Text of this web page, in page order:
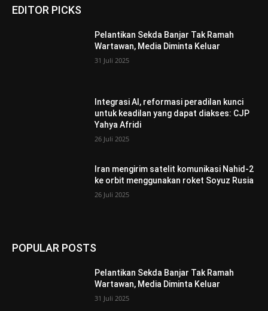
EDITOR PICKS
Pelantikan Sekda Banjar Tak Ramah
Wartawan, Media Diminta Keluar
31 Juli 2025
Integrasi AI, reformasi peradilan kunci
untuk keadilan yang dapat diakses: CJP
Yahya Afridi
26 Juli 2025
Iran mengirim satelit komunikasi Nahid-2
ke orbit menggunakan roket Soyuz Rusia
26 Juli 2025
POPULAR POSTS
Pelantikan Sekda Banjar Tak Ramah
Wartawan, Media Diminta Keluar
31 Juli 2025